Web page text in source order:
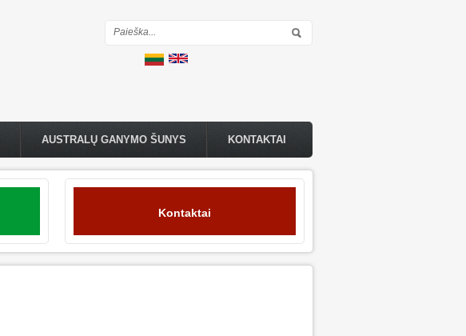
Paieškos forma
AUSTRALŲ GANYMO ŠUNYS KONTAKTAI
Kontaktai